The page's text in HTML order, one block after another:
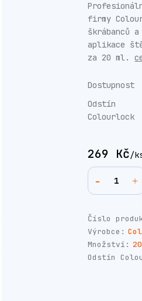
firmy
škrábanců
aplikace
za 20 ml.
Dostupnost
Odstín
Colourlock
269 Kč/
Číslo
Výrobce:
Množství:
Odstín